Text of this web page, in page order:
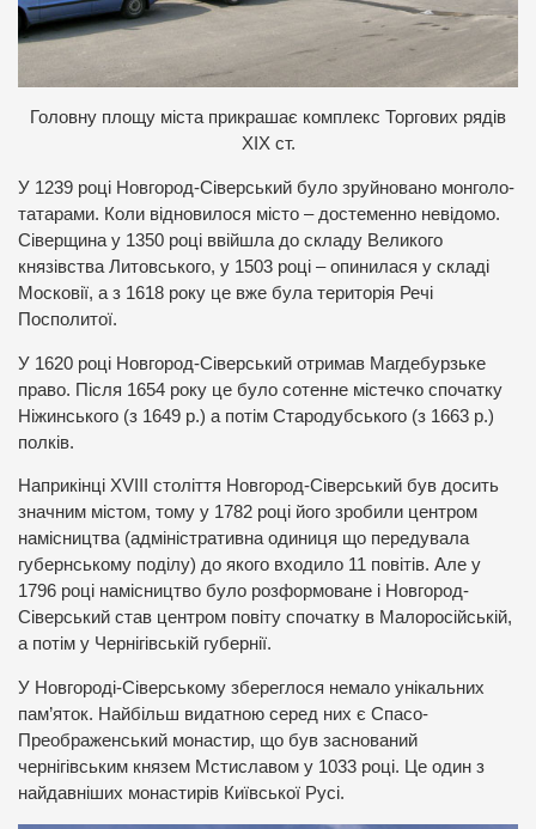
Головну площу міста прикрашає комплекс Торгових рядів
ХІХ ст.
У 1239 році Новгород-Сіверський було зруйновано монголо-
татарами. Коли відновилося місто – достеменно невідомо.
Сіверщина у 1350 році ввійшла до складу Великого
князівства Литовського, у 1503 році – опинилася у складі
Московії, а з 1618 року це вже була територія Речі
Посполитої.
У 1620 році Новгород-Сіверський отримав Магдебурзьке
право. Після 1654 року це було сотенне містечко спочатку
Ніжинського (з 1649 р.) а потім Стародубського (з 1663 р.)
полків.
Наприкінці XVIII століття Новгород-Сіверський був досить
значним містом, тому у 1782 році його зробили центром
намісництва (адміністративна одиниця що передувала
губернському поділу) до якого входило 11 повітів. Але у
1796 році намісництво було розформоване і Новгород-
Сіверський став центром повіту спочатку в Малоросійській,
а потім у Чернігівській губернії.
У Новгороді-Сіверському збереглося немало унікальних
пам’яток. Найбільш видатною серед них є Спасо-
Преображенський монастир, що був заснований
чернігівським князем Мстиславом у 1033 році. Це один з
найдавніших монастирів Київської Русі.